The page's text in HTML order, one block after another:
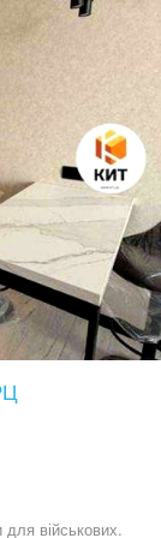
військових.